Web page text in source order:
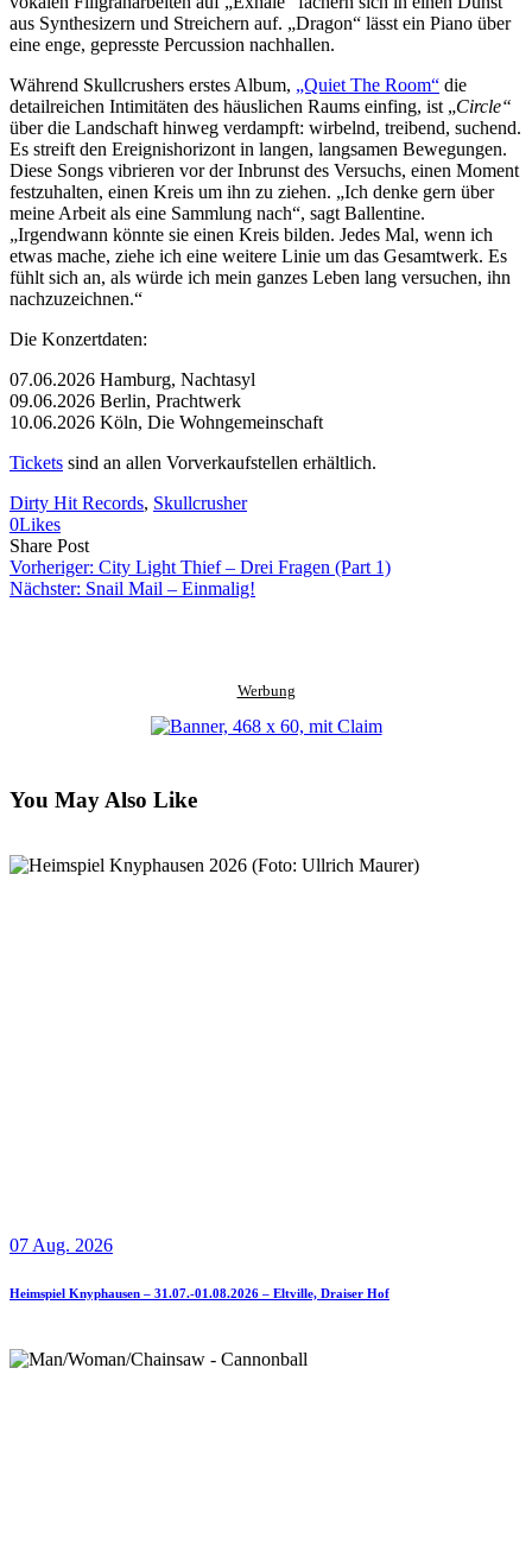
aus Synthesizern und Streichern auf. „Dragon“ lässt ein Piano über
eine enge, gepresste Percussion nachhallen.
Während Skullcrushers erstes Album, „Quiet The Room“ die
detailreichen Intimitäten des häuslichen Raums einfing, ist „Circle“
über die Landschaft hinweg verdampft: wirbelnd, treibend, suchend.
Es streift den Ereignishorizont in langen, langsamen Bewegungen.
Diese Songs vibrieren vor der Inbrunst des Versuchs, einen Moment
festzuhalten, einen Kreis um ihn zu ziehen. „Ich denke gern über
meine Arbeit als eine Sammlung nach“, sagt Ballentine.
„Irgendwann könnte sie einen Kreis bilden. Jedes Mal, wenn ich
etwas mache, ziehe ich eine weitere Linie um das Gesamtwerk. Es
fühlt sich an, als würde ich mein ganzes Leben lang versuchen, ihn
nachzuzeichnen.“
Die Konzertdaten:
07.06.2026 Hamburg, Nachtasyl
09.06.2026 Berlin, Prachtwerk
10.06.2026 Köln, Die Wohngemeinschaft
Tickets sind an allen Vorverkaufstellen erhältlich.
Dirty Hit Records, Skullcrusher
0Likes
Share PostShare
on
Facebook
Copy
URL
to
Send
Link
via
Vorheriger: City Light Thief – Drei Fragen (Part 1)
Nächster: Snail Mail – Einmalig!
Werbung
You May Also Like
07 Aug. 2026
Heimspiel Knyphausen – 31.07.-01.08.2026 – Eltville, Draiser Hof